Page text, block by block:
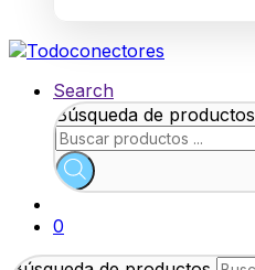
Search
Búsqueda de productos
0